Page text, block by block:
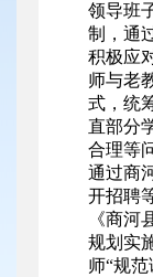
领导班
制，通
积极应
师与老
式，统
直部分
合理等
通过商
开招聘
《商河
规划实
师“规